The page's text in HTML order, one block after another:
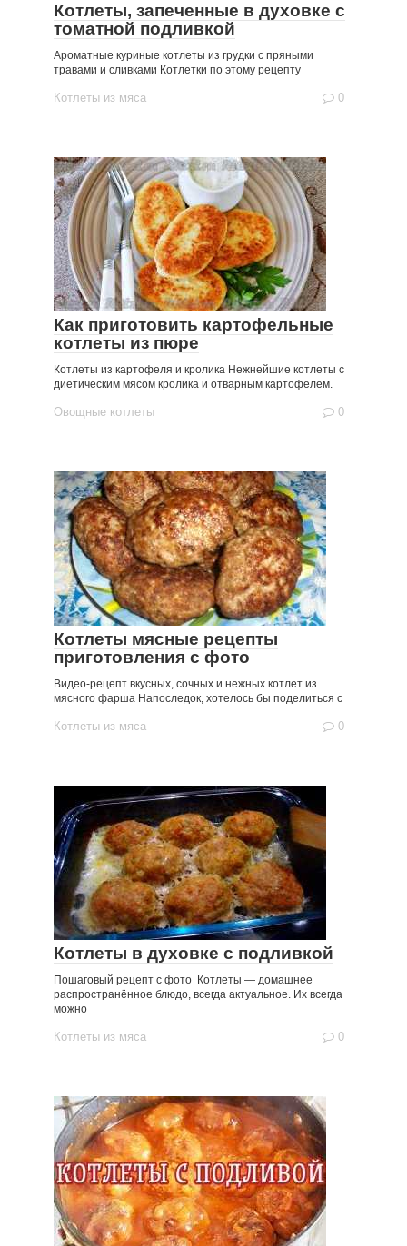
Котлеты, запеченные в духовке с
томатной подливкой
Ароматные куриные котлеты из грудки с пряными
травами и сливками Котлетки по этому рецепту
Котлеты из мяса 0
Как приготовить картофельные
котлеты из пюре
Котлеты из картофеля и кролика Нежнейшие котлеты с
диетическим мясом кролика и отварным картофелем.
Овощные котлеты 0
Котлеты мясные рецепты
приготовления с фото
Видео-рецепт вкусных, сочных и нежных котлет из
мясного фарша Напоследок, хотелось бы поделиться с
Котлеты из мяса 0
Котлеты в духовке с подливкой
Пошаговый рецепт с фото Котлеты — домашнее
распространённое блюдо, всегда актуальное. Их всегда
можно
Котлеты из мяса 0